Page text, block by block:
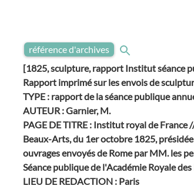
référence d'archives
[1825, sculpture, rapport Institut séance
Rapport imprimé sur les envois de
TYPE : rapport de la séance publique
AUTEUR : Garnier, M.
PAGE DE TITRE : Institut royal de France
Beaux-Arts, du 1er octobre 1825,
ouvrages envoyés de Rome par MM. les
Séance publique de l'Académie Royale
LIEU DE REDACTION : Paris